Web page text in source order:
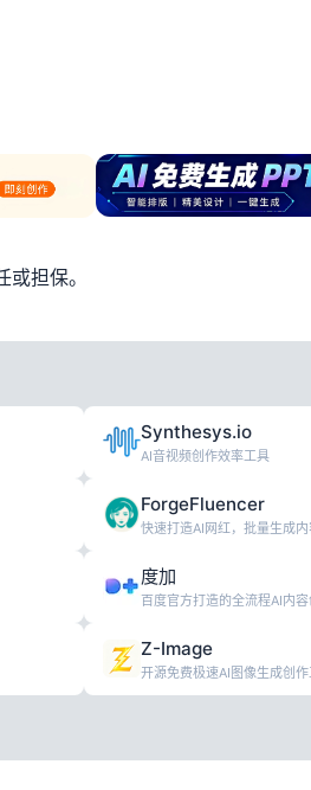
担保。
Synthesys.io
AI音视频创作效率工具
ForgeFluencer
快速打造AI网红，批量生成
度加
百度官方打造的全流程AI内
Z-Image
开源免费极速AI图像生成创